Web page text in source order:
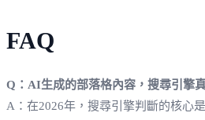
FAQ
Q：AI生成的部落格內容，搜尋引擎
A：在2026年，搜尋引擎判斷的核心